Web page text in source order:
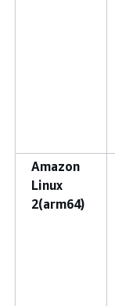
Amazon
Linux
2(arm64)